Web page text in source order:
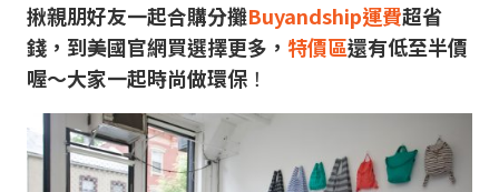
揪親朋好友一起合購分攤Buyandship運費超省
錢，到美國官網買選擇更多， 特價區還有低至半價
喔～大家一起時尚做環保 ！